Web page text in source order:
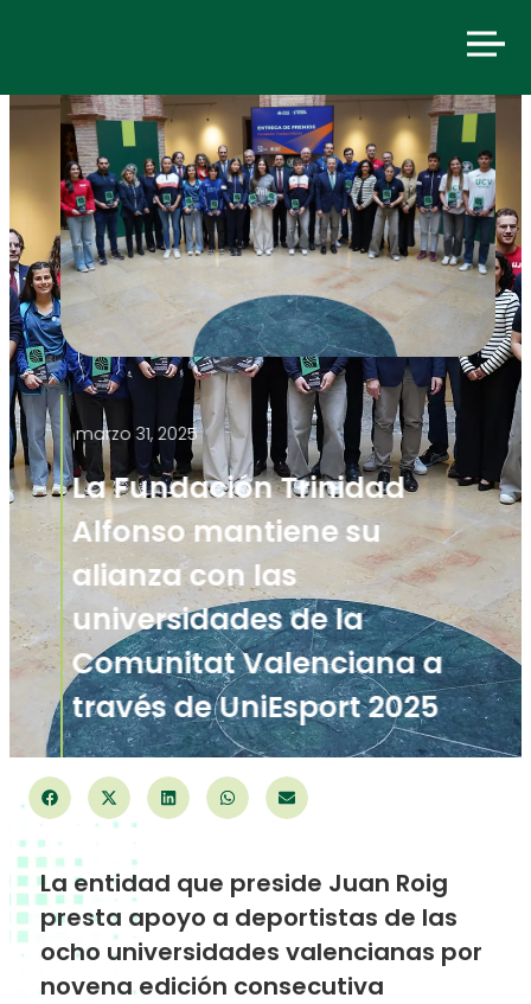
marzo 31, 2025
La Fundación Trinidad
Alfonso mantiene su
alianza con las
universidades de la
Comunitat Valenciana a
través de UniEsport 2025
La entidad que preside Juan Roig
presta apoyo a deportistas de las
ocho universidades valencianas por
novena edición consecutiva